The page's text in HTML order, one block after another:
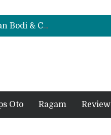
Bukan Cuma Layar 14,6 Inci, Ini Fitur Pintar Changan Nevo Q05 yang Dibanderol Rp309 Juta
Promo Servis Mitsubishi Agustus 2026, Ada Diskon ESP dan Bodi & Cat Kilau Merdeka
Suzuki XL7 Terbaru Jadi Favorit Test Drive di GIIAS 2026, Ini Fitur yang Paling Dipuji
Oto Ragam Review